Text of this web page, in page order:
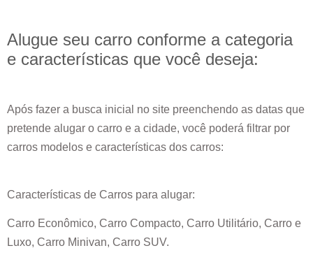
Alugue seu carro conforme a categoria
e características que você deseja:
Após fazer a busca inicial no site preenchendo as datas que
pretende alugar o carro e a cidade, você poderá filtrar por
carros modelos e características dos carros:
Características de Carros para alugar:
Carro Econômico, Carro Compacto, Carro Utilitário, Carro e
Luxo, Carro Minivan, Carro SUV.